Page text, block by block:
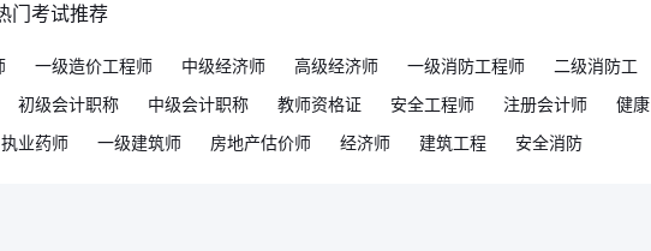
门考试推荐
一级造价工程师 中级经济师 高级经济师 一级消防工程师
二级消防工
初级会计职称 中级会计职称 教师资格证 安全工程师 注册会计师
健康
执业药师 一级建筑师 房地产估价师 经济师 建筑工程 安全消防